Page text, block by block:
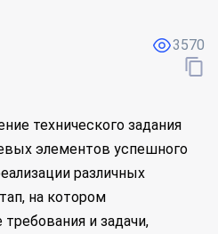
3570
технического задания
элементов успешного
различных
на котором
и задачи,